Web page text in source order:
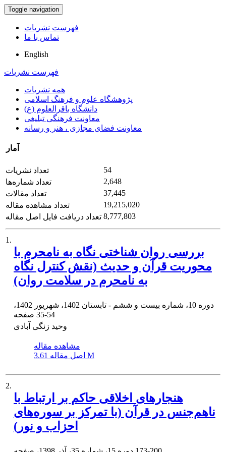
Toggle navigation
فهرست نشریات
تماس با ما
English
فهرست نشریات
همه نشریات
پژوهشگاه علوم و فرهنگ اسلامی
دانشگاه باقرالعلوم (ع)
معاونت فرهنگی تبلیغی
معاونت فضای مجازی ، هنر و رسانه
آمار
تعداد نشریات
54
تعداد شماره‌ها
2,648
تعداد مقالات
37,445
تعداد مشاهده مقاله
19,215,020
تعداد دریافت فایل اصل مقاله 8,777,803
1.
بررسی روان شناختی نگاه به نامحرم با
محوریت قرآن و حدیث (نقش کنترل نگاه
به نامحرم در سلامت روان)
دوره 10، شماره بیست و ششم - تابستان 1402، شهریور 1402،
35-54
وحید زنگی آبادی
مشاهده مقاله
اصل مقاله 3.61 M
2.
هنجارهای اخلاقی حاکم بر ارتباط با
ناهم‌‌جنس در قرآن (با تمرکز بر سوره‌‌های
احزاب و نور)